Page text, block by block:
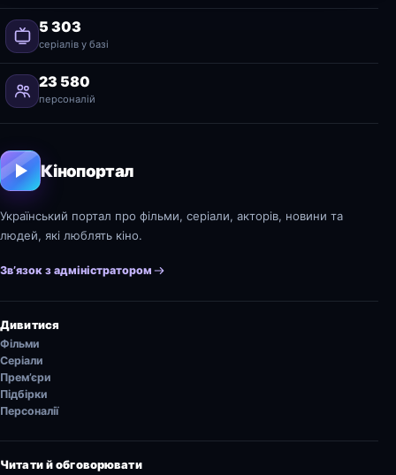
5 303
серіалів у базі
23 580
персоналій
Кінопортал
Український портал про фільми, серіали, акторів, новини та
людей, які люблять кіно.
Зв’язок з адміністратором
Дивитися
Фільми
Серіали
Прем’єри
Підбірки
Персоналії
Читати й обговорювати